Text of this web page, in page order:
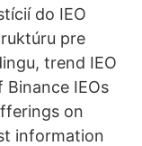
do IEO
pre
trend IEO
IEOs
on
information